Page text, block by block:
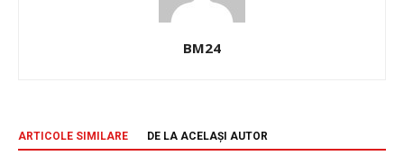
BM24
ARTICOLE SIMILARE DE LA ACELAȘI AUTOR